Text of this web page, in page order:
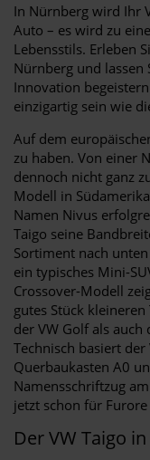
In Nürnberg wird Ihr
Auto – es wird zu
Lebensstils. Erleben
Nürnberg und lassen
Innovation
einzigartig sein wie
Auf dem
zu haben. Von einer
dennoch nicht ganz
Modell in
Namen Nivus
Taigo seine
Sortiment nach
ein typisches Mini-
Crossover-Modell
gutes Stück
der VW Golf als
Technisch basiert
Querbaukasten A0
Namensschriftzug
jetzt schon für
Der VW Taigo